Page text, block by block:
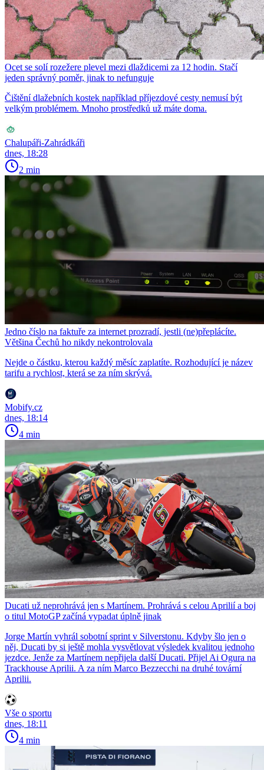
Ocet se solí rozežere plevel mezi dlaždicemi za 12 hodin. Stačí
jeden správný poměr, jinak to nefunguje
Čištění dlažebních kostek například příjezdové cesty nemusí být
velkým problémem. Mnoho prostředků už máte doma.
Chalupáři-Zahrádkáři
dnes, 18:28
2 min
Jedno číslo na faktuře za internet prozradí, jestli (ne)přeplácíte.
Většina Čechů ho nikdy nekontrolovala
Nejde o částku, kterou každý měsíc zaplatíte. Rozhodující je název
tarifu a rychlost, která se za ním skrývá.
Mobify.cz
dnes, 18:14
4 min
Ducati už neprohrává jen s Martínem. Prohrává s celou Aprilií a boj
o titul MotoGP začíná vypadat úplně jinak
Jorge Martín vyhrál sobotní sprint v Silverstonu. Kdyby šlo jen o
něj, Ducati by si ještě mohla vysvětlovat výsledek kvalitou jednoho
jezdce. Jenže za Martínem nepřijela další Ducati. Přijel Ai Ogura na
Trackhouse Aprilii. A za ním Marco Bezzecchi na druhé tovární
Aprilii.
Vše o sportu
dnes, 18:11
4 min